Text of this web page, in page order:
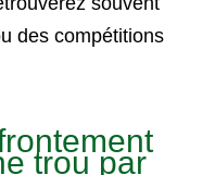
des compétitions
trou par